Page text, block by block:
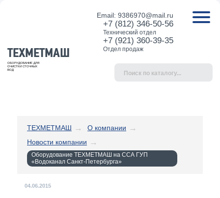
ТЕХМЕТМАШ
ОБОРУДОВАНИЕ ДЛЯ
ОЧИСТКИ СТОЧНЫХ
ВОД
Email: 9386970@mail.ru
+7 (812) 346-50-56
Технический отдел
+7 (921) 360-39-35
Отдел продаж
ТЕХМЕТМАШ
О компании
Новости компании
Оборудование ТЕХМЕТМАШ на ССА ГУП
«Водоканал Санкт-Петербурга»
04.06.2015